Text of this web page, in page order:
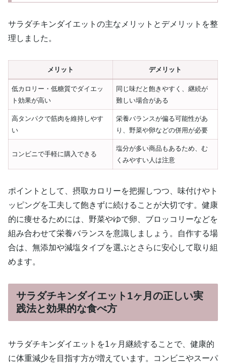
サラダチキンダイエットの主なメリットとデメリットを整
理しました。
メリット デメリット
低カロリー・低糖質でダイエッ
ト効果が高い
同じ味だと飽きやすく、継続が
難しい場合がある
高タンパクで筋肉を維持しやす
い
栄養バランスが偏る可能性があ
り、野菜や卵などの併用が必要
コンビニで手軽に購入できる
塩分が多い商品もあるため、む
くみやすい人は注意
ポイントとして、摂取カロリーを把握しつつ、味付けやト
ッピングを工夫して飽きずに続けることが大切です。健康
的に痩せるためには、野菜やゆで卵、ブロッコリーなどを
組み合わせて栄養バランスを意識しましょう。自作する場
合は、無添加や減塩タイプを選ぶとさらに安心して取り組
めます。
サラダチキンダイエット1ヶ月の正しい実
践法と効果的な食べ方
サラダチキンダイエットを1ヶ月継続することで、健康的
に体重減少を目指す方が増えています。コンビニやスーパ